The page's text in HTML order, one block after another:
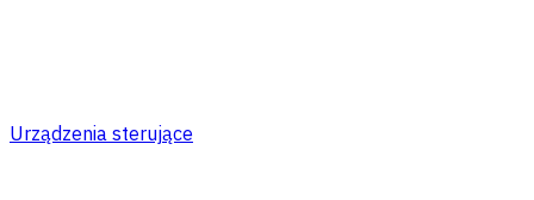
Urządzenia sterujące